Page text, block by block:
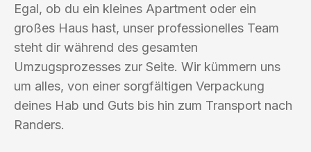
Egal, ob du ein kleines Apartment oder ein
großes Haus hast, unser professionelles Team
steht dir während des gesamten
Umzugsprozesses zur Seite. Wir kümmern uns
um alles, von einer sorgfältigen Verpackung
deines Hab und Guts bis hin zum Transport nach
Randers.